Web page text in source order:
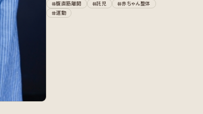
腹直筋離開
託児
赤ちゃん整体
運動